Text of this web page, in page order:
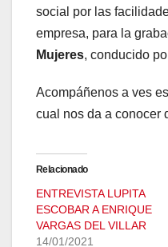
social por las
empresa, para la
Mujeres, conducido
Acompáñenos a ves
cual nos da a conocer
Relacionado
ENTREVISTA LUPITA
ESCOBAR A ENRIQUE
VARGAS DEL VILLAR
14/01/2021